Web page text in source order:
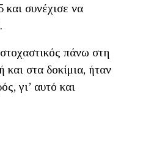
και συνέχισε να
πάνω στη
και στα δοκίμια, ήταν
γι’ αυτό και